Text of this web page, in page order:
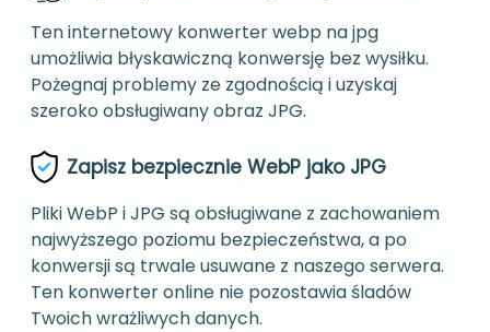
Ten internetowy konwerter webp na jpg
umożliwia błyskawiczną konwersję bez wysiłku.
Pożegnaj problemy ze zgodnością i uzyskaj
szeroko obsługiwany obraz JPG.
Zapisz bezpiecznie WebP jako JPG
Pliki WebP i JPG są obsługiwane z zachowaniem
najwyższego poziomu bezpieczeństwa, a po
konwersji są trwale usuwane z naszego serwera.
Ten konwerter online nie pozostawia śladów
Twoich wrażliwych danych.